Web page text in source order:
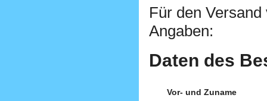
Für den
Angaben:
Daten des
Vor- und Zuname